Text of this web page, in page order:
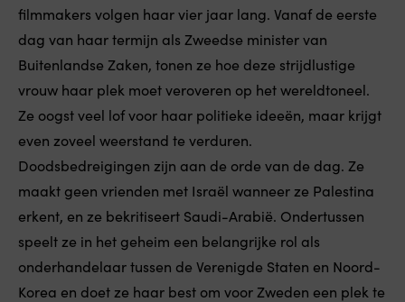
filmmakers volgen haar vier jaar lang. Vanaf de eerste
dag van haar termijn als Zweedse minister van
Buitenlandse Zaken, tonen ze hoe deze strijdlustige
vrouw haar plek moet veroveren op het wereldtoneel.
Ze oogst veel lof voor haar politieke ideeën, maar krijgt
even zoveel weerstand te verduren.
Doodsbedreigingen zijn aan de orde van de dag. Ze
maakt geen vrienden met Israël wanneer ze Palestina
erkent, en ze bekritiseert Saudi-Arabië. Ondertussen
speelt ze in het geheim een belangrijke rol als
onderhandelaar tussen de Verenigde Staten en Noord-
Korea en doet ze haar best om voor Zweden een plek te